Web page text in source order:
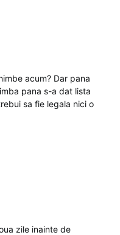
acum? Dar pana
pana s-a dat lista
sa fie legala nici o
zile inainte de